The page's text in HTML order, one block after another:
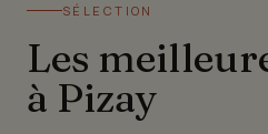
SÉLECTION
Les
à Pizay